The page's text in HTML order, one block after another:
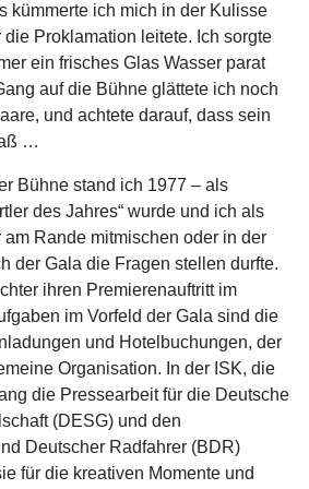
kümmerte ich mich in der Kulisse
die Proklamation leitete. Ich sorgte
ein frisches Glas Wasser parat
auf die Bühne glättete ich noch
und achtete darauf, dass sein
…
Bühne stand ich 1977 – als
des Jahres“ wurde und ich als
Rande mitmischen oder in der
der Gala die Fragen stellen durfte.
ihren Premierenauftritt im
im Vorfeld der Gala sind die
und Hotelbuchungen, der
Organisation. In der ISK, die
die Pressearbeit für die Deutsche
(DESG) und den
Deutscher Radfahrer (BDR)
für die kreativen Momente und